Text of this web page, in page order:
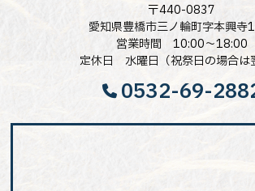
〒440-0837
愛知県豊橋市三ノ輪町字本興寺
営業時間 10:00～18:00
定休日 水曜日（祝祭日の場合は
0532-69-